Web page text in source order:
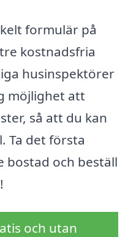
formulär på
kostnadsfria
husinspektörer
möjlighet att
så att du kan
Ta det första
bostad och beställ
och utan